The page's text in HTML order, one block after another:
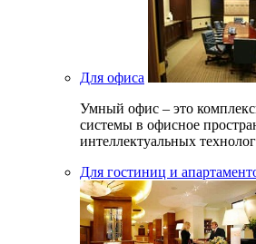
Для офиса
Умный офис – это
системы в офисное
интеллектуальных
Для гостиниц и